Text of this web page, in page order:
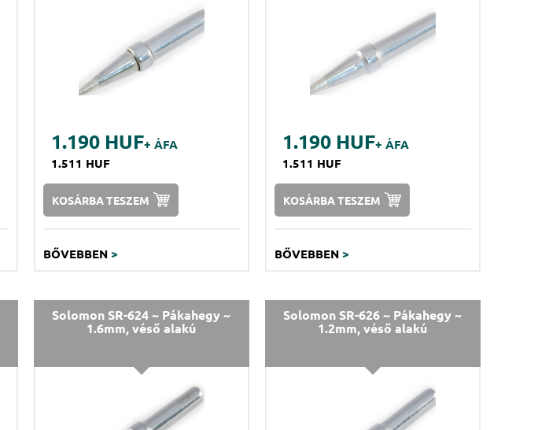
1.190 HUF+ ÁFA
1.511 HUF
KOSÁRBA TESZEM
BŐVEBBEN >
1.190 HUF+ ÁFA
1.511 HUF
KOSÁRBA TESZEM
BŐVEBBEN >
Solomon SR-624 ~ Pákahegy ~
1.6mm, véső alakú
Solomon SR-626 ~ Pákahegy ~
1.2mm, véső alakú